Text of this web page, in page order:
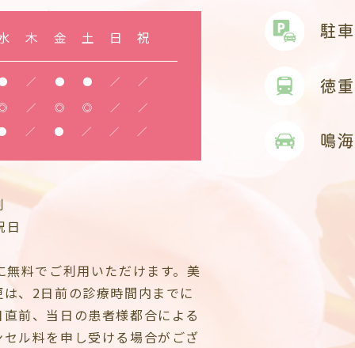
木 金 土 日 祝
／ ● ● ／
／
／ ◎ ◎ ／
／
／ ● ／ ／ ／
日
料でご利用いただけます。美
、2日前の診療時間内までに
前、当日の患者様都合による
ル料を申し受ける場合がござ
駐
徳
鳴